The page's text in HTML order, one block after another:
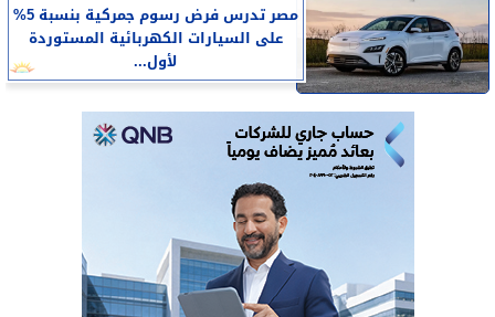
مصر تدرس فرض رسوم جمركية بنسبة 5%
على السيارات الكهربائية المستوردة
لأول...